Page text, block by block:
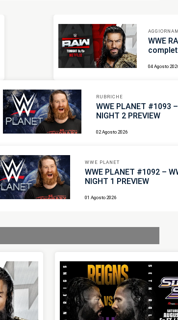
WWE
04 Agosto
RUBRICHE
WWE PLANET #1093
NIGHT 2 PREVIEW
02 Agosto 2026
WWE PLANET
WWE PLANET #1092 –
NIGHT 1 PREVIEW
01 Agosto 2026